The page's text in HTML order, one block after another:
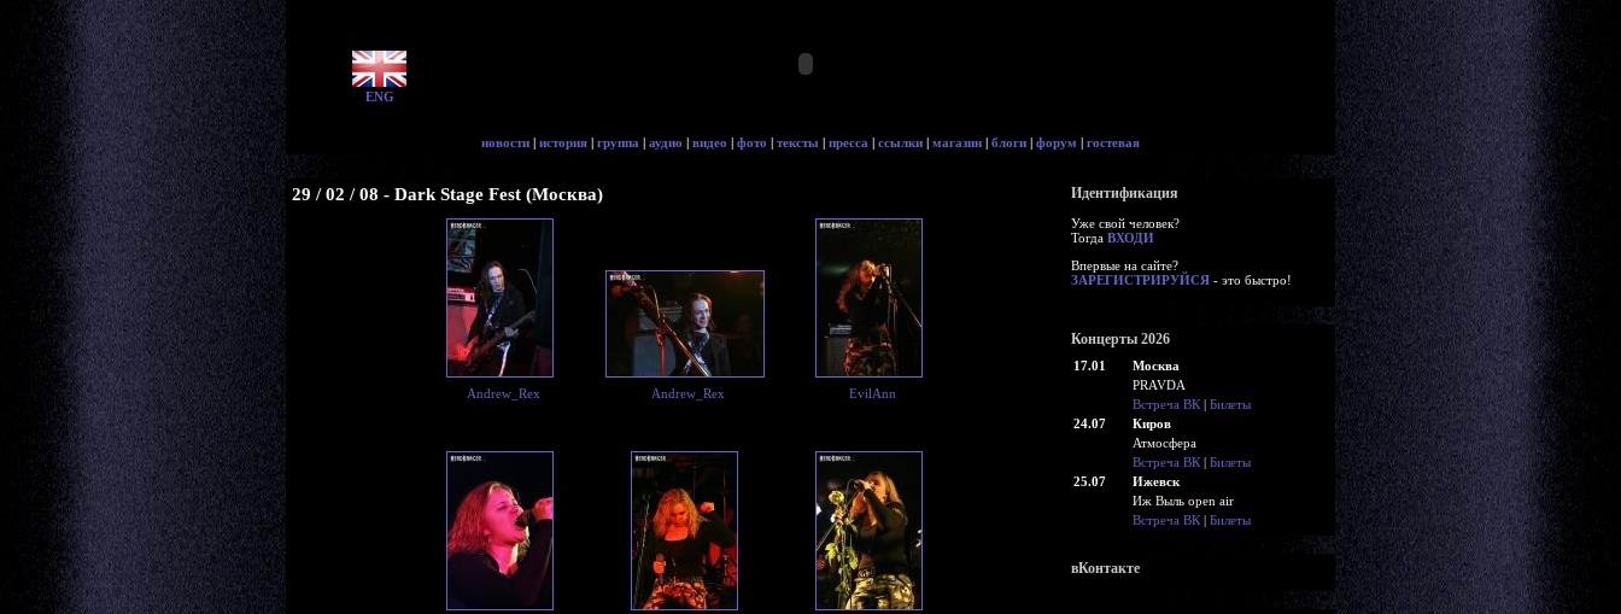
ENG
новости | история | группа | аудио | видео | фото | тексты | пресса | ссылки | магазин | блоги | форум | гостевая
29 / 02 / 08 - Dark Stage Fest (Москва)
Andrew_Rex Andrew_Rex EvilAnn
Идентификация
Уже свой человек?
Тогда ВХОДИ
Впервые на сайте?
ЗАРЕГИСТРИРУЙСЯ - это быстро!
Концерты 2026
17.01
Москва
PRAVDA
Встреча ВК | Билеты
24.07
Киров
Атмосфера
Встреча ВК | Билеты
25.07
Ижевск
Иж Выль open air
Встреча ВК | Билеты
вКонтакте